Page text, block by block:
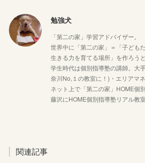
勉強犬
「第二の家」学習アドバイザー。
世界中に「第二の家」＝「子ども
生きる力を育てる場所」を作ろう
学生時代は個別指導塾の講師。大
奈川No,１の教室に！)・エリアマ
ネット上で「第二の家」HOME個
藤沢にHOME個別指導塾リアル教室
関連記事